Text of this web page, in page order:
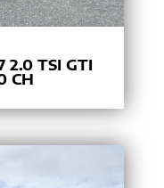
2.0 TSI GTI
CH